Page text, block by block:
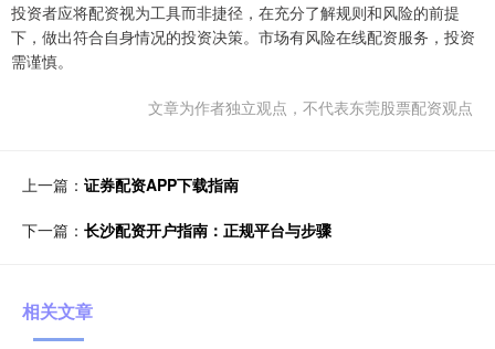
投资者应将配资视为工具而非捷径，在充分了解规则和风险的前提
下，做出符合自身情况的投资决策。市场有风险在线配资服务，投资
需谨慎。
文章为作者独立观点，不代表东莞股票配资观点
上一篇： 证券配资APP下载指南
下一篇： 长沙配资开户指南：正规平台与步骤
相关文章